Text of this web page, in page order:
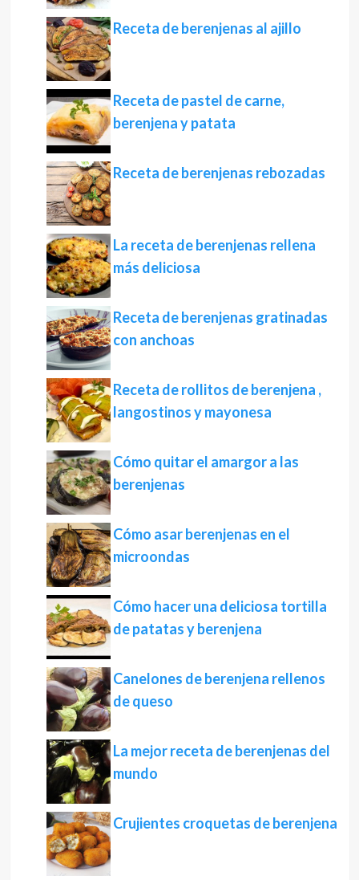
Receta de berenjenas al ajillo
Receta de pastel de carne,
berenjena y patata
Receta de berenjenas rebozadas
La receta de berenjenas rellena
más deliciosa
Receta de berenjenas gratinadas
con anchoas
Receta de rollitos de berenjena ,
langostinos y mayonesa
Cómo quitar el amargor a las
berenjenas
Cómo asar berenjenas en el
microondas
Cómo hacer una deliciosa tortilla
de patatas y berenjena
Canelones de berenjena rellenos
de queso
La mejor receta de berenjenas del
mundo
Crujientes croquetas de berenjena